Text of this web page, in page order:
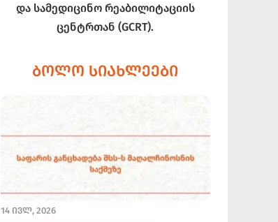
და სამედიცინო რეაბილიტაციის
ცენტრთან (GCRT).
ᲑᲝᲚᲝ ᲡᲘᲐᲮᲚᲔᲔᲑᲘ
14 ᲘᲕᲚ, 2026